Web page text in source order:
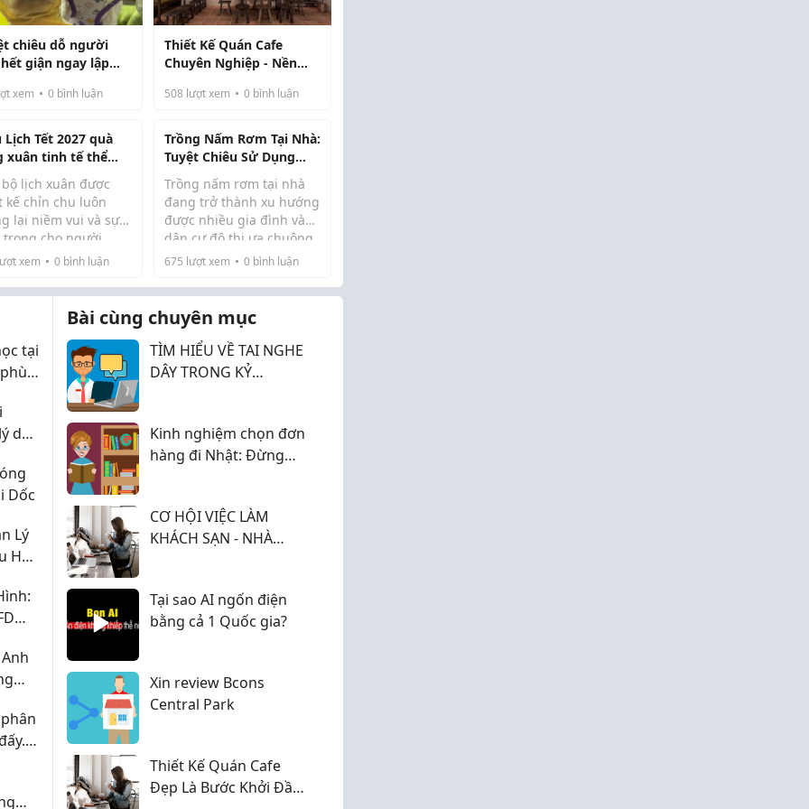
chiêu dỗ người
giận ngay lập
xem 0 bình luận
Thiết Kế Quán Cafe
Chuyên Nghiệp - Nền
Gian Kinh Doanh Hiệu
508 lượt xem 0bình luận
Lịch Tết 2027 quà
xuân tinh tế thể
đẳng cấp
lịch xuân được
kế chỉn chu luôn
lại niềm vui và sự
trọng cho người
trong những ngày
Tết 2027 sở hữu sự
về phong cách
điển truyền th...
xem 0 bình luận
Trồng Nấm Rơm Tại Nhà:
Tuyệt Chiêu Sử Dụng
Thùng Xốp Đạt Năng
Suất Cao
Trồng nấm rơm tại nhà
đang trở thành xu hướng
được nhiều gia đình và
dân cư đô thị ưa chuộng
vì tính tiện lợi, tiết kiệm
thực phẩm sạch. Trong
đó, mô hình tận dụng
thùng xốp đượ...
675 lượt xem 0bình luận
tại
do
Dốc
Lý
Học
Bài cùng chuyên mục
TÌM HIỂU VỀ TAI NGHE
DÂY TRONG KỶ
Kinh nghiệm chọn đơn
hàng đi Nhật: Đừng
CƠ HỘI VIỆC LÀM
KHÁCH SẠN - NHÀ
Tại sao AI ngốn điện
bằng cả 1 Quốc gia?
Xin review Bcons
Central Park
Thiết Kế Quán Cafe
Đẹp Là Bước Khởi Đầu